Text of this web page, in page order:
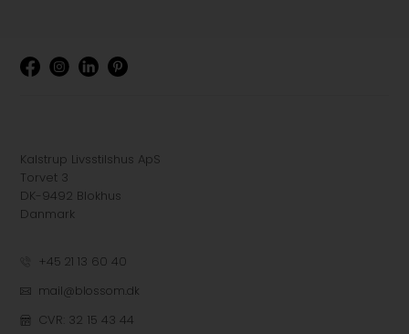
Kalstrup Livsstilshus ApS
Torvet 3
DK-9492 Blokhus
Danmark
+45 21 13 60 40
mail@blossom.dk
CVR: 32 15 43 44